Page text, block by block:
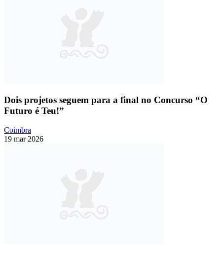
Dois projetos seguem para a final no Concurso “O
Futuro é Teu!”
Coimbra
19 mar 2026